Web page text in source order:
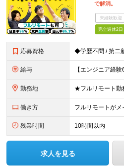
で解消。
未経験歓迎
完全週休2日
応募資格
給与
勤務地
働き方 フルリモートがメ
残業時間 10時間以内
求人を見る